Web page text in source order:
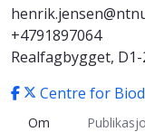
+4791897064
Realfagbygget,
Centre for
Om